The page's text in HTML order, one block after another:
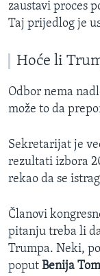
zaustavi proces
Taj prijedlog je
Hoće li
Odbor nema
može to da
Sekretarijat je
rezultati izbora
rekao da se
Članovi
pitanju treba li
Trumpa. Neki,
poput Benija